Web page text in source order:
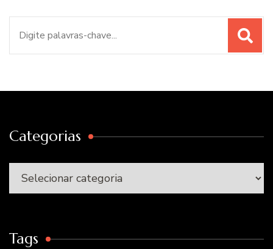
Categorias
Categorias
Tags